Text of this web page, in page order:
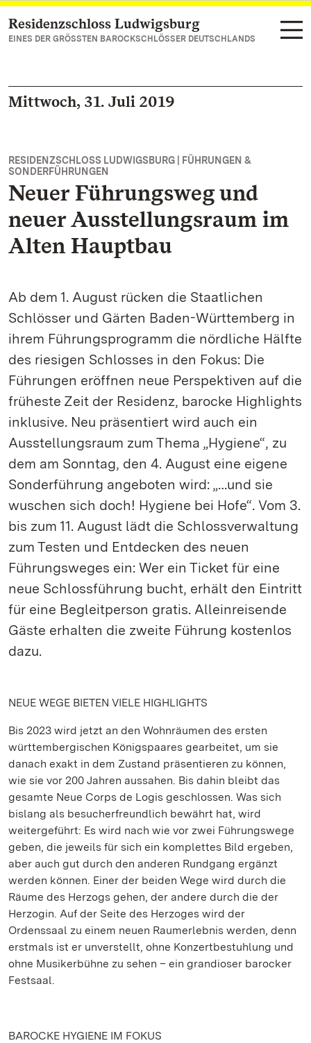
Zum Hauptinhalt springen
Residenzschloss Ludwigsburg
EINES DER GRÖSSTEN BAROCKSCHLÖSSER DEUTSCHLANDS
Mittwoch, 31. Juli 2019
RESIDENZSCHLOSS LUDWIGSBURG | FÜHRUNGEN &
SONDERFÜHRUNGEN
Neuer Führungsweg und
neuer Ausstellungsraum im
Alten Hauptbau
Ab dem 1. August rücken die Staatlichen
Schlösser und Gärten Baden-Württemberg in
ihrem Führungsprogramm die nördliche Hälfte
des riesigen Schlosses in den Fokus: Die
Führungen eröffnen neue Perspektiven auf die
früheste Zeit der Residenz, barocke Highlights
inklusive. Neu präsentiert wird auch ein
Ausstellungsraum zum Thema „Hygiene“, zu
dem am Sonntag, den 4. August eine eigene
Sonderführung angeboten wird: „…und sie
wuschen sich doch! Hygiene bei Hofe“. Vom 3.
bis zum 11. August lädt die Schlossverwaltung
zum Testen und Entdecken des neuen
Führungsweges ein: Wer ein Ticket für eine
neue Schlossführung bucht, erhält den Eintritt
für eine Begleitperson gratis. Alleinreisende
Gäste erhalten die zweite Führung kostenlos
dazu.
NEUE WEGE BIETEN VIELE HIGHLIGHTS
Bis 2023 wird jetzt an den Wohnräumen des ersten
württembergischen Königspaares gearbeitet, um sie
danach exakt in dem Zustand präsentieren zu können,
wie sie vor 200 Jahren aussahen. Bis dahin bleibt das
gesamte Neue Corps de Logis geschlossen. Was sich
bislang als besucherfreundlich bewährt hat, wird
weitergeführt: Es wird nach wie vor zwei Führungswege
geben, die jeweils für sich ein komplettes Bild ergeben,
aber auch gut durch den anderen Rundgang ergänzt
werden können. Einer der beiden Wege wird durch die
Räume des Herzogs gehen, der andere durch die der
Herzogin. Auf der Seite des Herzoges wird der
Ordenssaal zu einem neuen Raumerlebnis werden, denn
erstmals ist er unverstellt, ohne Konzertbestuhlung und
ohne Musikerbühne zu sehen – ein grandioser barocker
Festsaal.
BAROCKE HYGIENE IM FOKUS